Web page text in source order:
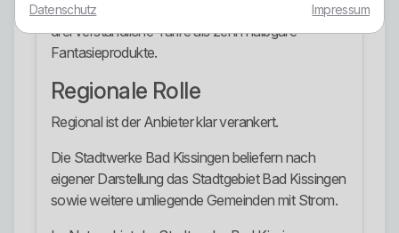
Das Angebot ist nicht riesig, aber brauchbar. Lieber
drei verständliche Tarife als zehn halbgare
Fantasieprodukte.
Regionale Rolle
Regional ist der Anbieter klar verankert.
Die Stadtwerke Bad Kissingen beliefern nach
eigener Darstellung das Stadtgebiet Bad Kissingen
sowie weitere umliegende Gemeinden mit Strom.
Datenschutz Impressum